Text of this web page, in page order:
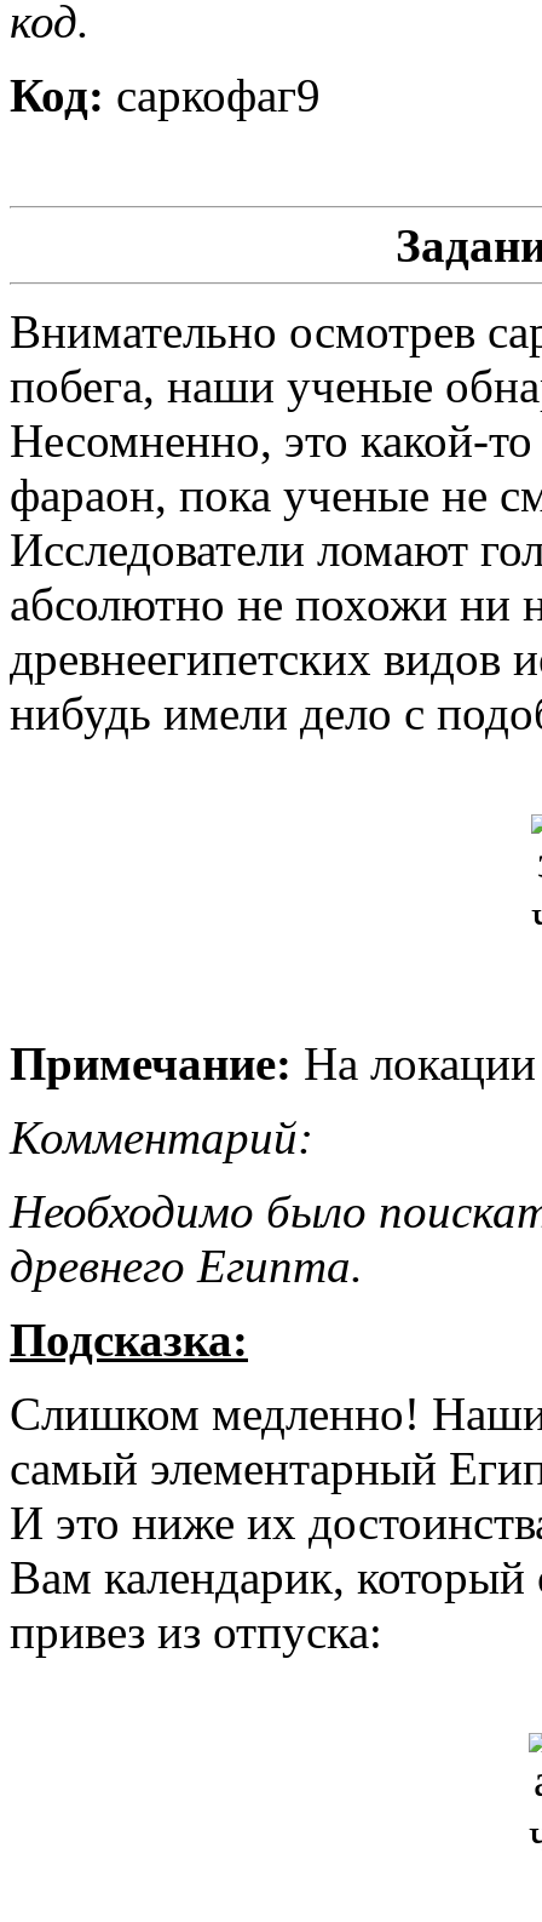
код.
Код: саркофаг9
Внимательно осмотрев
побега, наши ученые
Несомненно, это какой-
фараон, пока ученые не
Исследователи ломают
абсолютно не похожи ни
древнеегипетских видов
нибудь имели дело с
Примечание: На
Комментарий:
Необходимо было
древнего Египта.
Подсказка:
Слишком медленно!
самый элементарный
И это ниже их
Вам календарик,
привез из отпуска: